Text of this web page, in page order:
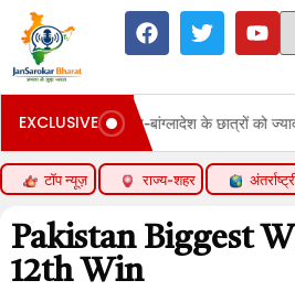
EXCLUSIVE
को ज्यादा वीजा हर महीने
टॉप न्यूज़ राज्य-शहर
Pakistan Biggest
12th Win